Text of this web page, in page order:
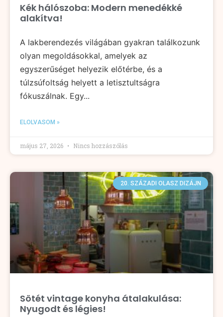
Kék hálószoba: Modern menedékké
alakítva!
A lakberendezés világában gyakran találkozunk
olyan megoldásokkal, amelyek az
egyszerűséget helyezik előtérbe, és a
túlzsúfoltság helyett a letisztultságra
fókuszálnak. Egy...
ELOLVASOM »
május 27, 2026 Nincs hozzászólás
20. SZÁZADI OLASZ DIZÁJN
Sötét vintage konyha átalakulása:
Nyugodt és légies!